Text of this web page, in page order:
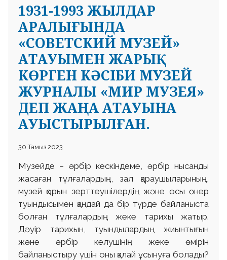
1931-1993 ЖЫЛДАР
АРАЛЫҒЫНДА
«СОВЕТСКИЙ МУЗЕЙ»
АТАУЫМЕН ЖАРЫҚ
КӨРГЕН КӘСІБИ МУЗЕЙ
ЖУРНАЛЫ «МИР МУЗЕЯ»
ДЕП ЖАҢА АТАУЫНА
АУЫСТЫРЫЛҒАН.
30 Тамыз 2023
Музейде – әрбір кескіндеме, әрбір нысанды
жасаған тұлғалардың, зал қараушыларының,
музей қорын зерттеушілердің және осы өнер
туындысымен қандай да бір түрде байланыста
болған тұлғалардың жеке тарихы жатыр.
Дәуір тарихын, туындылардың жиынтығын
және әрбір келушінің жеке өмірін
байланыстыру үшін оны қалай ұсынуға болады?